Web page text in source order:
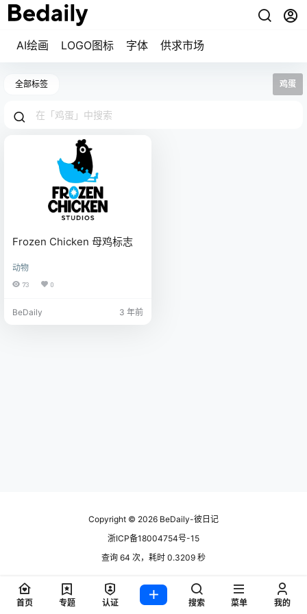
AI绘画 LOGO图标 字体 供求市场
全部标签 鸡蛋
Frozen Chicken 母鸡标志
动物
73 0
BeDaily 3 年前
Copyright © 2026 BeDaily-彼日记
浙ICP备18004754号-15
查询 64 次，耗时 0.3209 秒
首页 专题 认证 搜索 菜单 我的